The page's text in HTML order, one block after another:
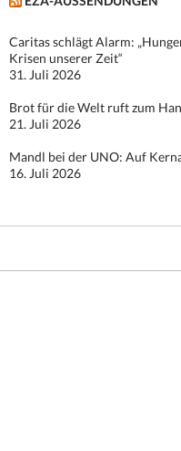
Caritas schlägt Alarm:
Krisen unserer Zeit“
31. Juli 2026
Brot für die Welt ruft zum
21. Juli 2026
Mandl bei der UNO: Auf
16. Juli 2026